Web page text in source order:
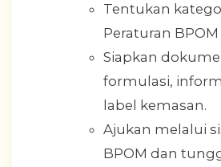
Tentukan
Peraturan BPOM
Siapkan
formulasi,
label kemasan.
Ajukan melalui
BPOM dan